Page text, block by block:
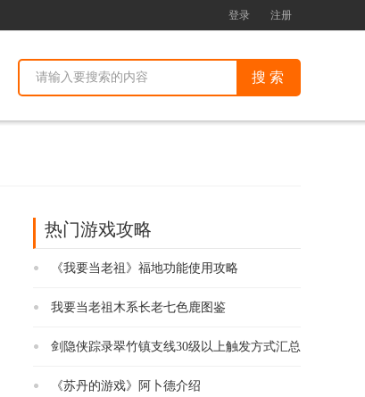
登录 注册
热门游戏攻略
《我要当老祖》福地功能使用攻略
我要当老祖木系长老七色鹿图鉴
剑隐侠踪录翠竹镇支线30级以上触发方式汇总
《苏丹的游戏》阿卜德介绍